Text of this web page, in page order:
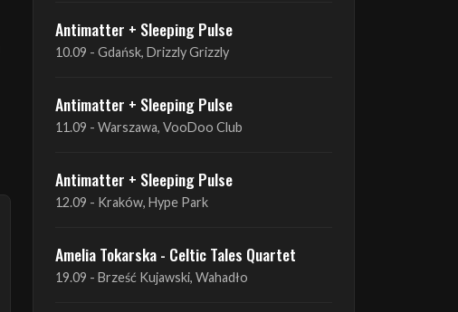
10.09 - Rybnik, Teatr Ziemi Rybnickiej
10.09 - Gdańsk, Drizzly Grizzly
11.09 - Warszawa, VooDoo Club
12.09 - Kraków, Hype Park